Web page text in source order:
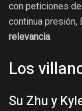
con peticiones de
continua presión,
relevancia.
Los
Su Zhu y